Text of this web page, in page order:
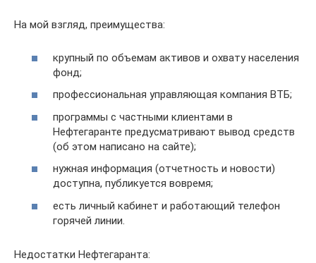
На мой взгляд, преимущества:
крупный по объемам активов и охвату населения
фонд;
профессиональная управляющая компания ВТБ;
программы с частными клиентами в
Нефтегаранте предусматривают вывод средств
(об этом написано на сайте);
нужная информация (отчетность и новости)
доступна, публикуется вовремя;
есть личный кабинет и работающий телефон
горячей линии.
Недостатки Нефтегаранта: